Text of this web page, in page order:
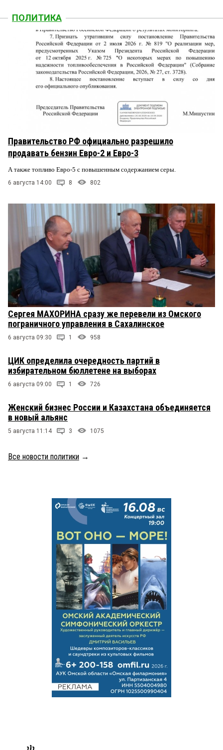
ПОЛИТИКА
Правительство РФ официально разрешило
продавать бензин Евро-2 и Евро-3
А также топливо Евро-5 с повышенным содержанием серы.
6 августа 14:00 8 802
Сергея МАХОРИНА сразу же перевели из Омского
пограничного управления в Сахалинское
6 августа 09:30 1 958
ЦИК определила очередность партий в
избирательном бюллетене на выборах
6 августа 09:00 1 726
Женский бизнес России и Казахстана объединяется
в новый альянс
5 августа 11:14 3 1075
Все новости политики →